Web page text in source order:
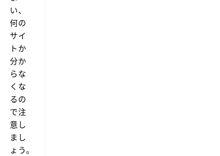
い、
何の
サイ
トか
分か
らな
くな
るの
で注
意し
まし
ょう。